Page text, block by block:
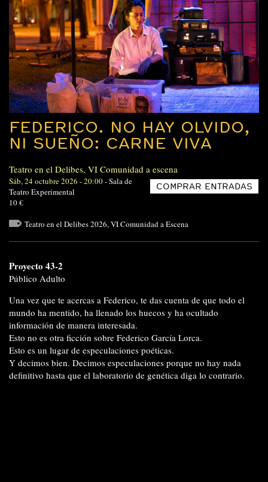
FEDERICO. NO HAY OLVIDO,
NI SUEÑO: CARNE VIVA
Teatro en el Delibes, VI Comunidad a escena
COMPRAR ENTRADAS
Sáb, 24 octubre 2026 - 20:00-Sala de
Teatro Experimental
10 €
Teatro en el Delibes 2026,VI Comunidad a Escena
Proyecto 43-2
Público Adulto
Una vez que te acercas a Federico, te das cuenta de que todo el
mundo ha mentido, ha llenado los huecos y ha ocultado
información de manera interesada.
Esto no es otra ficción sobre Federico García Lorca.
Esto es un lugar de especulaciones poéticas.
Y decimos bien. Decimos especulaciones porque no hay nada
definitivo hasta que el laboratorio de genética diga lo contrario.